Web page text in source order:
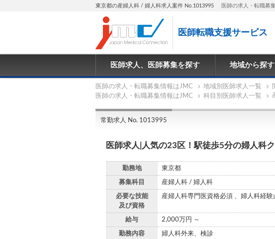
東京都の産婦人科 / 婦人科求人案件 No.1013995 医師の求人・転職募
医師転職支援サービス
医師求人、医師募集を探す 地域から探す
医師の求人・転職募集情報はJMC 地域別医師求人一覧
医師の求人・転職募集情報はJMC
科目別医師求人一覧
常勤求人 No. 1013995
医師求人|人気の23区！駅徒歩5分の婦人科
勤務地 東京都
募集科目 産婦人科 / 婦人科
必要な技能
及び資格
産婦人科専門医資格必須 、婦人科経験
給与 2,000万円 ～
勤務内容
婦人科外来、検診